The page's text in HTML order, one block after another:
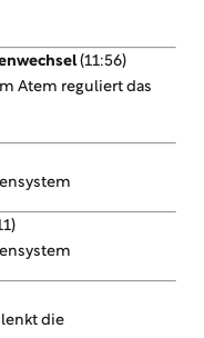
(11:56)
Atem reguliert das
die